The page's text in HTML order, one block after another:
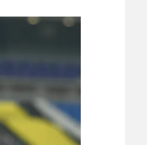
תקנון משתתפים וזוכים
תנאי שימוש
מדיניות פרטיות